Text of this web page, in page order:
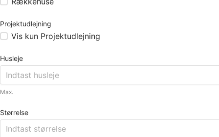
Projektudlejning
Vis kun Projektudlejning
Husleje
Max.
Størrelse